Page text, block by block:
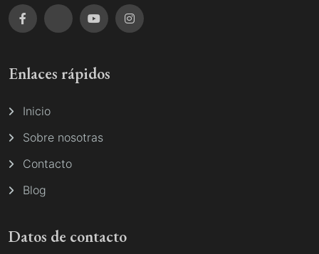
Enlaces rápidos
Inicio
Sobre nosotras
Contacto
Blog
Datos de contacto